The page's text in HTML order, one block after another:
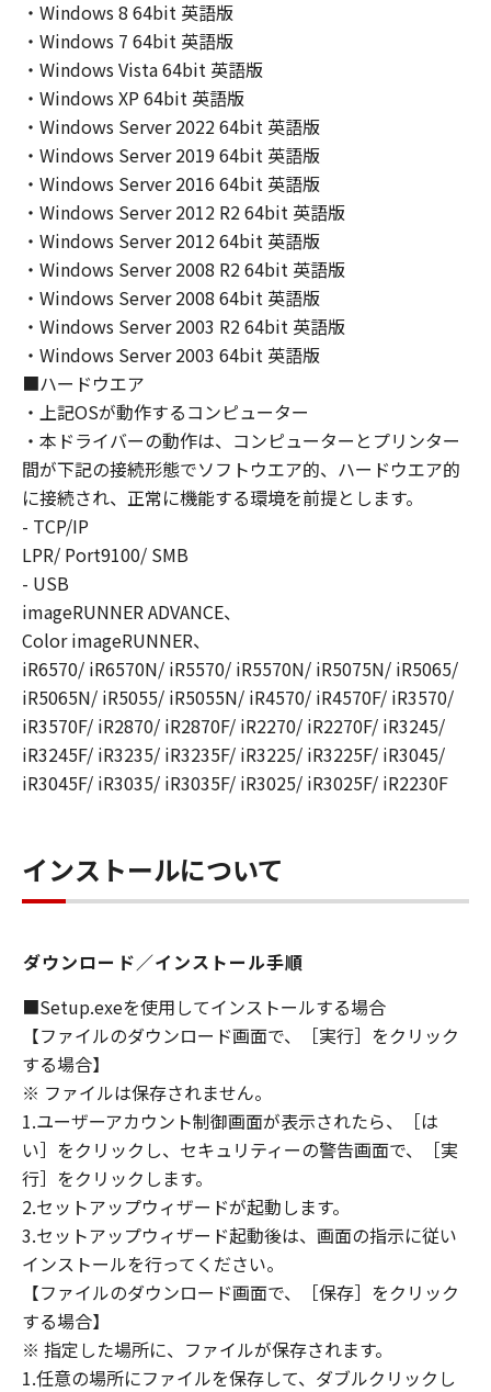
PERFORMANCE OF THE SOFTWARE IS WITH
YOU. SHOULD THE SOFTWARE PROVE
DEFECTIVE, YOU ASSUME THE ENTIRE COST
OF ALL NECESSARY SERVICING, REPAIR OR
CORRECTION. SOME STATES OR LEGAL
JURISDICTIONS DO NOT ALLOW THE
EXCLUSION OF IMPLIED WARRANTIES, SO
THE ABOVE EXCLUSION MAY NOT APPLY TO
YOU.
THIS WARRANTY GIVES YOU SPECIFIC LEGAL
RIGHTS AND YOU MAY ALSO HAVE OTHER
RIGHTS WHICH VARY FROM STATE TO STATE
OR JURISDICTION TO JURISDICTION.
NEITHER CANON, CANON'S SUBSIDIARIES OR
AFFILIATES, THEIR DISTRIBUTORS, OR
DEALERS NOR CANON'S LICENSORS
WARRANT THAT THE FUNCTIONS
CONTAINED IN THE SOFTWARE WILL MEET
YOUR REQUIREMENTS OR THAT THE
OPERATION OF THE SOFTWARE WILL BE
UNINTERRUPTED OR ERROR FREE.
[NO LIABILITY FOR DAMAGES] IN NO EVENT
SHALL EITHER CANON, CANON'S
SUBSIDIARIES OR AFFILIATES, THEIR
DISTRIBUTORS DEALERS OR CANON'S
LICENSORS BE LIABLE FOR ANY DAMAGES
WHATSOEVER (INCLUDING WITHOUT
LIMITATION, LOSS OF BUSINESS PROFITS,
LOSS OF BUSINESS INFORMATION, LOSS OF
BUSINESS INTERRUPTION OR OTHER
THE SOFTWARE, USE THEREOF OR INABILITY
TO USE THE SOFTWARE EVEN IF EITHER
AFFILIATES, THEIR DISTRIBUTORS, DEALERS
OR CANON'S LICENSORS HAVE BEEN ADVISED
OF THE POSSIBILITY OF SUCH DAMAGES.
SOME STATES OR LEGAL JURISDICTIONS DO
NOT ALLOW THE LIMITATION OR EXCLUSION
OF LIABILITY FOR INCIDENTAL OR
CONSEQUENTIAL DAMAGES, OR PERSONAL
INJURY OR DEATH RESULTING FROM
NEGLIGENCE ON THE PART OF THE SELLER,
SO THE ABOVE LIMITATION OR EXCLUSION
MAY NOT APPLY TO YOU.
[RELEASE OF LIABILITY] TO THE FULL
EXTENT PERMITTED BY APPLICABLE LAW,
YOU HEREBY RELEASE CANON, CANON'S
SUBSIDIARIES AND AFFILIATES, THEIR
DISTRIBUTORS, DEALERS AND CANON'S
LICENSORS FROM ANY AND ALL LIABILITY
・Windows 8 64bit 英語版
・Windows 7 64bit 英語版
・Windows Vista 64bit 英語版
・Windows XP 64bit 英語版
・Windows Server 2022 64bit 英語版
・Windows Server 2019 64bit 英語版
・Windows Server 2016 64bit 英語版
・Windows Server 2012 R2 64bit 英語版
・Windows Server 2012 64bit 英語版
・Windows Server 2008 R2 64bit 英語版
・Windows Server 2008 64bit 英語版
・Windows Server 2003 R2 64bit 英語版
・Windows Server 2003 64bit 英語版
■ハードウエア
・上記OSが動作するコンピューター
・本ドライバーの動作は、コンピューターとプリンター
間が下記の接続形態でソフトウエア的、ハードウエア的
に接続され、正常に機能する環境を前提とします。
- TCP/IP
LPR/ Port9100/ SMB
- USB
imageRUNNER ADVANCE、
Color imageRUNNER、
iR6570/ iR6570N/ iR5570/ iR5570N/ iR5075N/ iR5065/
iR5065N/ iR5055/ iR5055N/ iR4570/ iR4570F/ iR3570/
iR3570F/ iR2870/ iR2870F/ iR2270/ iR2270F/ iR3245/
iR3245F/ iR3235/ iR3235F/ iR3225/ iR3225F/ iR3045/
iR3045F/ iR3035/ iR3035F/ iR3025/ iR3025F/ iR2230F
インストールについて
ダウンロード／インストール手順
■Setup.exeを使用してインストールする場合
【ファイルのダウンロード画面で、［実行］をクリック
する場合】
※ ファイルは保存されません。
1.ユーザーアカウント制御画面が表示されたら、［は
い］をクリックし、セキュリティーの警告画面で、［実
行］をクリックします。
2.セットアップウィザードが起動します。
3.セットアップウィザード起動後は、画面の指示に従い
インストールを行ってください。
【ファイルのダウンロード画面で、［保存］をクリック
する場合】
※ 指定した場所に、ファイルが保存されます。
1.任意の場所にファイルを保存して、ダブルクリックし